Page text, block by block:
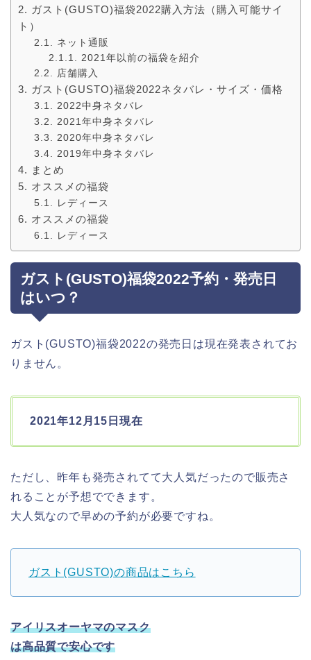
ガスト(GUSTO)福袋2022購入方法（購入可能サイ
ト）
ネット通販
2021年以前の福袋を紹介
店舗購入
ガスト(GUSTO)福袋2022ネタバレ・サイズ・価格
2022中身ネタバレ
2021年中身ネタバレ
2020年中身ネタバレ
2019年中身ネタバレ
まとめ
オススメの福袋
レディース
オススメの福袋
レディース
ガスト(GUSTO)福袋2022予約・発売日
はいつ？
ガスト(GUSTO)福袋2022の発売日は現在発表されてお
りません。
2021年12月15日現在
ただし、昨年も発売されてて大人気だったので販売さ
れることが予想でできます。
大人気なので早めの予約が必要ですね。
ガスト(GUSTO)の商品はこちら
アイリスオーヤマのマスク
は高品質で安心です